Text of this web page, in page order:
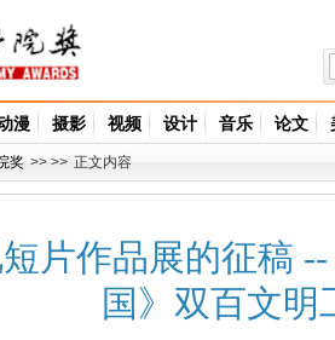
漫 摄影 视频 设计 音乐 论文
奖 >> >> 正文内容
片作品展的征稿
国》双百文明